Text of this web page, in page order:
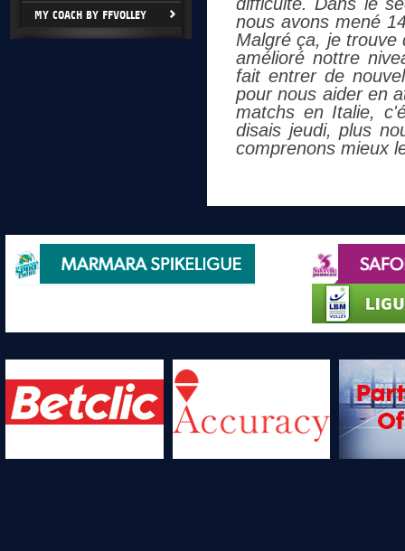
MY COACH BY FFVOLLEY
nous avons mené
Malgré ça, je trouve
amélioré nottre
fait entrer de
pour nous aider en
matchs en Italie,
disais jeudi, plus
comprenons mieux